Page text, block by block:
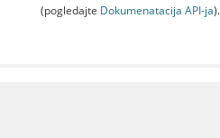
(pogledajte Dokumenаtаcijа API-jа).